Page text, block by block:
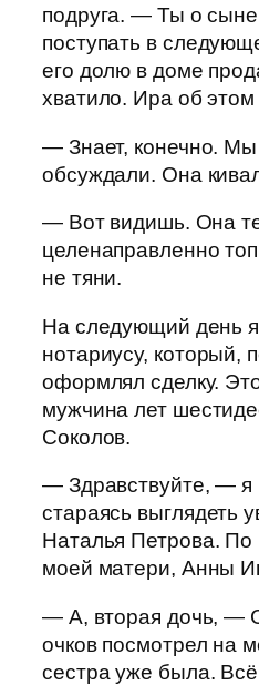
подруга. — Ты о
поступать в
его долю в доме
хватило. Ира об этом
— Знает, конечно. Мы
обсуждали. Она
— Вот видишь. Она
целенаправленно
не тяни.
На следующий день
нотариусу, который,
оформлял сделку.
мужчина лет
Соколов.
— Здравствуйте, — я
стараясь выглядеть
Наталья Петрова. По
моей матери, Анны
— А, вторая дочь, —
очков посмотрел на
сестра уже была. Всё